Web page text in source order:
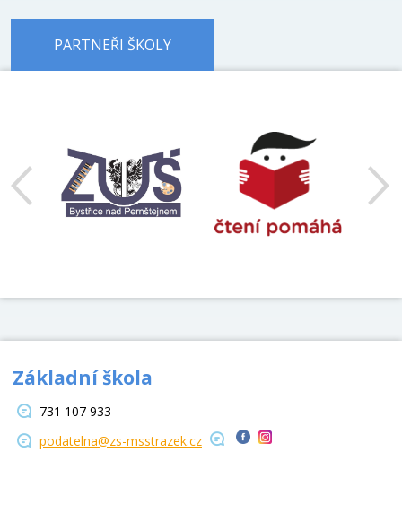
PARTNEŘI ŠKOLY
Základní škola
731 107 933
podatelna@zs-msstrazek.cz